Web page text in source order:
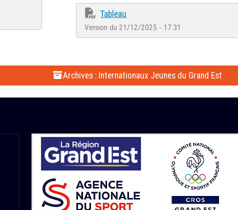
Tableau
Version du 21/12/2025 - 17:31
Archives : Internationaux Jeunes du Grand Est